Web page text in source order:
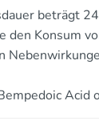
beträgt
den Konsum
Acid